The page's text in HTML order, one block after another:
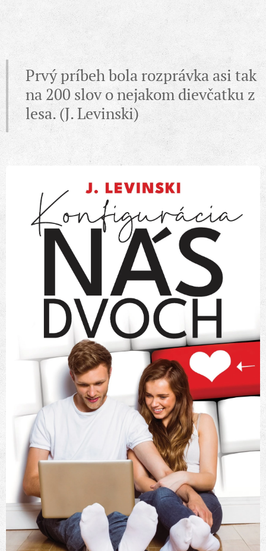
Prvý príbeh bola rozprávka asi tak
na 200 slov o nejakom dievčatku z
lesa. (J. Levinski)